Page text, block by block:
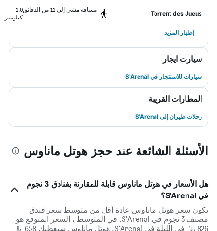
Torrent des Jueus
مسافة مشي إلى 11 من الدقائق
1.0
كيلومتر
إظهار المزيد
سيارت ايجار
سيارات للاستئجار في S'Arenal
المطارات القريبة
رحلات طيران إلى S'Arenal
الأسئلة الشائعة عند حجز هوتل ماناوس
هل الأسعار في هوتل ماناوس قابلة للمقارنة بفنادق 3 نجوم
في S'Arenal؟
يكون سعر هوتل ماناوس عادة أقل من متوسط ​​سعر فندق
مصنف 3 نجوم في S'Arenal. في المتوسط ، السعر المتوقع هو
826 ﷼ في الليلة في S'Arenal. هوتل ماناوس سيعطيك 658 ﷼